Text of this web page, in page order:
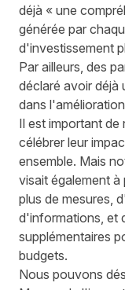
déjà « une
générée par
d'investissement
Par ailleurs, des
déclaré avoir déjà
dans
Il est important de
célébrer leur
ensemble. Mais
visait également
plus de mesures,
d'informations, et
supplémentaires
budgets.
Nous pouvons